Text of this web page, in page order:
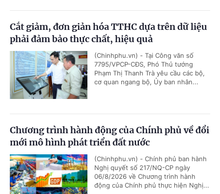
Cắt giảm, đơn giản hóa TTHC dựa trên dữ liệu
phải đảm bảo thực chất, hiệu quả
(Chinhphu.vn) - Tại Công văn số
7795/VPCP-CĐS, Phó Thủ tướng
Phạm Thị Thanh Trà yêu cầu các bộ,
cơ quan ngang bộ, Ủy ban nhân...
Chương trình hành động của Chính phủ về đổi
mới mô hình phát triển đất nước
(Chinhphu.vn) - Chính phủ ban hành
Nghị quyết số 217/NQ-CP ngày
06/8/2026 về Chương trình hành
động của Chính phủ thực hiện Nghị...